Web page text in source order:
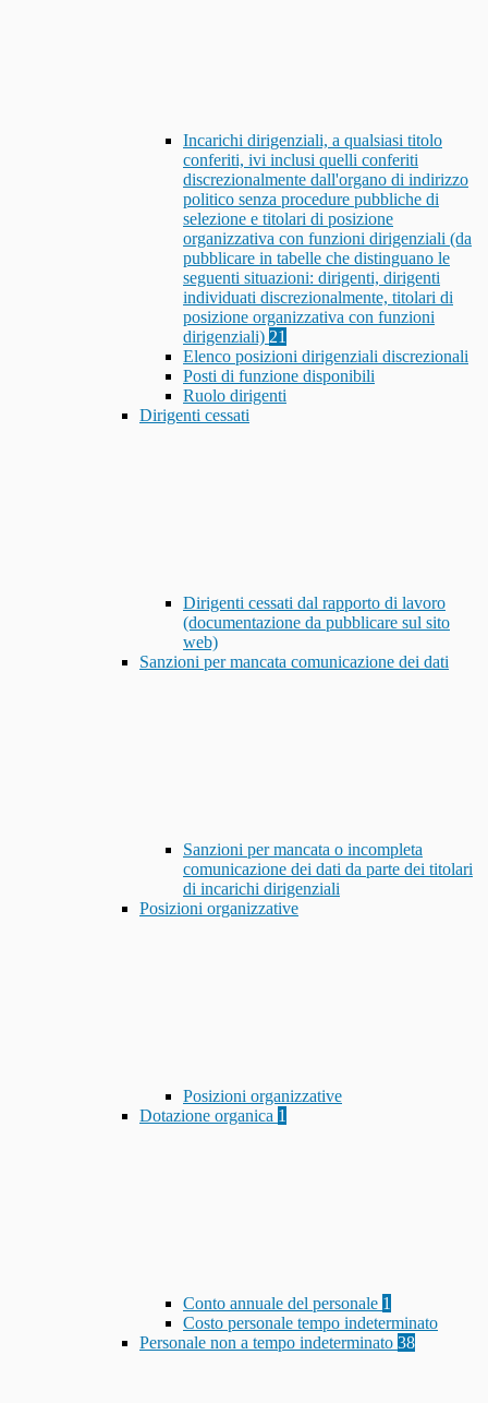
Incarichi dirigenziali, a qualsiasi titolo
conferiti, ivi inclusi quelli conferiti
discrezionalmente dall'organo di indirizzo
politico senza procedure pubbliche di
selezione e titolari di posizione
organizzativa con funzioni dirigenziali (da
pubblicare in tabelle che distinguano le
seguenti situazioni: dirigenti, dirigenti
individuati discrezionalmente, titolari di
posizione organizzativa con funzioni
dirigenziali) 21
Elenco posizioni dirigenziali discrezionali
Posti di funzione disponibili
Ruolo dirigenti
Dirigenti cessati
Dirigenti cessati dal rapporto di lavoro
(documentazione da pubblicare sul sito
web)
Sanzioni per mancata comunicazione dei dati
Sanzioni per mancata o incompleta
comunicazione dei dati da parte dei titolari
di incarichi dirigenziali
Posizioni organizzative
Posizioni organizzative
Dotazione organica 1
Conto annuale del personale 1
Costo personale tempo indeterminato
Personale non a tempo indeterminato 38